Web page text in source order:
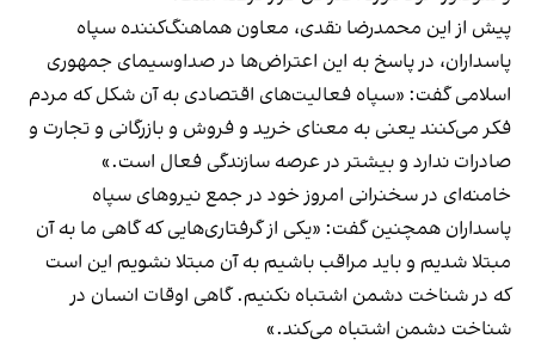
پیش از این محمدرضا نقدی، معاون هماهنگ‌کننده سپاه
پاسداران، در پاسخ به این اعتراض‌ها در صدا‌وسیمای جمهوری
اسلامی گفت: «سپاه فعالیت‌های اقتصادی به آن شکل که مردم
فکر می‌کنند یعنی به معنای خرید و فروش و بازرگانی و تجارت و
صادرات ندارد و بیشتر در عرصه سازندگی فعال است.»
خامنه‌ای در سخنرانی امروز خود در جمع نیروهای سپاه
پاسداران همچنین گفت: «یکی از گرفتاری‌هایی که گاهی ما به آن
مبتلا شدیم و باید مراقب باشیم به آن مبتلا نشویم این است
که در شناخت دشمن اشتباه نکنیم. گاهی اوقات انسان در
شناخت دشمن اشتباه می‌کند.»